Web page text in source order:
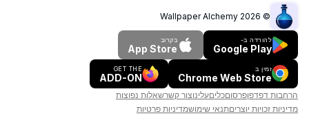
©
2026
Wallpaper Alchemy
להורדה ב-
Google Play
בקרוב
App Store
זמין ב
Chrome Web Store
GET THE
ADD-ON
הרחבות דפדפןפרסוםכליםעלינוצור קשרשאלות נפוצות
מדיניות זכויות יוצריםתנאי שימושמדיניות פרטיות